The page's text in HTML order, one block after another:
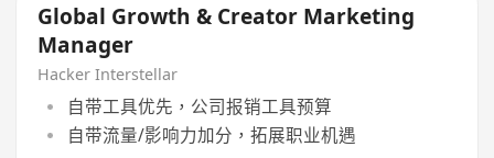
Global Growth & Creator Marketing
Manager
Hacker Interstellar
自带工具优先，公司报销工具预算
自带流量/影响力加分，拓展职业机遇